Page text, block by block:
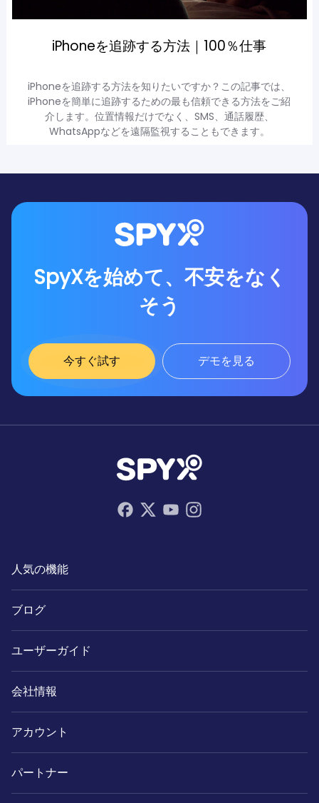
iPhoneを追跡する方法｜100％仕事
iPhoneを追跡する方法を知りたいですか？この記事では、
iPhoneを簡単に追跡するための最も信頼できる方法をご紹
介します。位置情報だけでなく、SMS、通話履歴、
WhatsAppなどを遠隔監視することもできます。
SpyXを始めて、不安をなく
そう
今すぐ試す デモを見る
人気の機能
ブログ
ユーザーガイド
会社情報
アカウント
パートナー